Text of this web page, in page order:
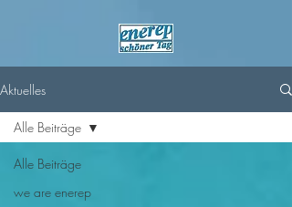
Aktuelles
Alle Beiträge
we are enerep
Alle Beiträge